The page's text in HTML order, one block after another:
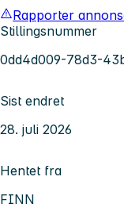
Rapporter
Stillingsnummer
0dd4d009-78d3-
Sist endret
28. juli 2026
Hentet fra
FINN